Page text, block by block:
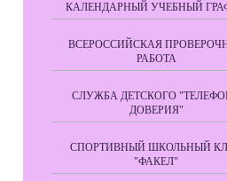
КАЛЕНДАРНЫЙ УЧЕБНЫЙ
ВСЕРОССИЙСКАЯ
РАБОТА
СЛУЖБА ДЕТСКОГО
ДОВЕРИЯ"
СПОРТИВНЫЙ ШКОЛЬНЫЙ
"ФАКЕЛ"